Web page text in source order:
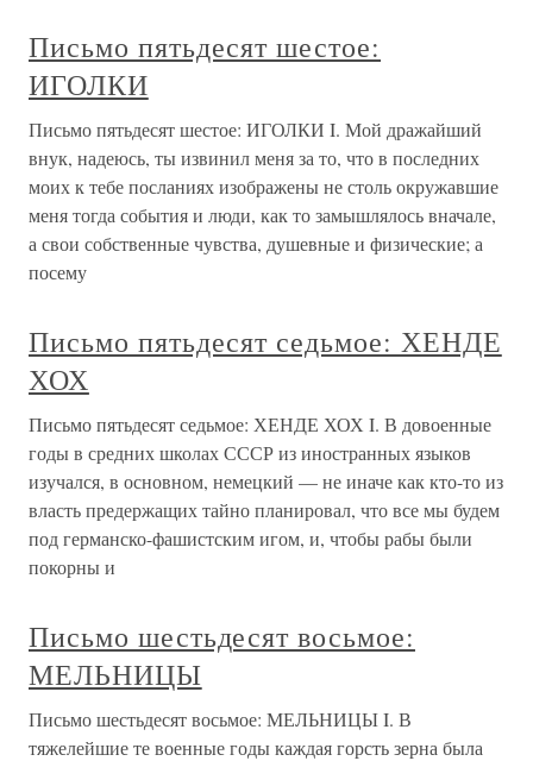
Письмо пятьдесят шестое:
ИГОЛКИ
Письмо пятьдесят шестое: ИГОЛКИ I. Мой дражайший
внук, надеюсь, ты извинил меня за то, что в последних
моих к тебе посланиях изображены не столь окружавшие
меня тогда события и люди, как то замышлялось вначале,
а свои собственные чувства, душевные и физические; а
посему
Письмо пятьдесят седьмое: ХЕНДЕ
ХОХ
Письмо пятьдесят седьмое: ХЕНДЕ ХОХ I. В довоенные
годы в средних школах СССР из иностранных языков
изучался, в основном, немецкий — не иначе как кто-то из
власть предержащих тайно планировал, что все мы будем
под германско-фашистским игом, и, чтобы рабы были
покорны и
Письмо шестьдесят восьмое:
МЕЛЬНИЦЫ
Письмо шестьдесят восьмое: МЕЛЬНИЦЫ I. В
тяжелейшие те военные годы каждая горсть зерна была